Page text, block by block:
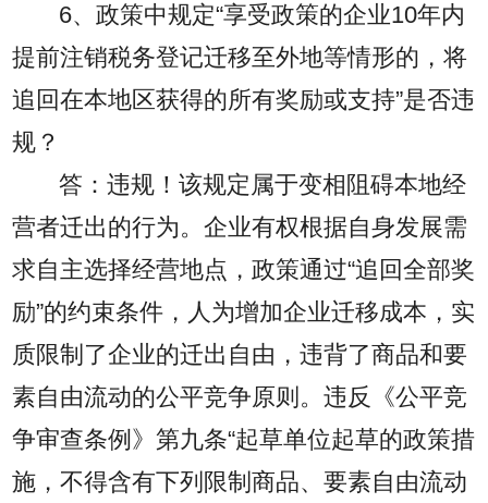
6、政策中规定“享受政策的企业10年内
提前注销税务登记迁移至外地等情形的，将
追回在本地区获得的所有奖励或支持”是否违
规？
答：违规！该规定属于变相阻碍本地经
营者迁出的行为。企业有权根据自身发展需
求自主选择经营地点，政策通过“追回全部奖
励”的约束条件，人为增加企业迁移成本，实
质限制了企业的迁出自由，违背了商品和要
素自由流动的公平竞争原则。违反《公平竞
争审查条例》第九条“起草单位起草的政策措
施，不得含有下列限制商品、要素自由流动